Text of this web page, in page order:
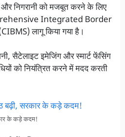
और निगरानी को मजबूत करने के लिए
Integrated Border
लागू किया गया है।
सैटेलाइट इमेजिंग और स्मार्ट फेंसिंग
को नियंत्रित करने में मदद करती
के कड़े कदम!